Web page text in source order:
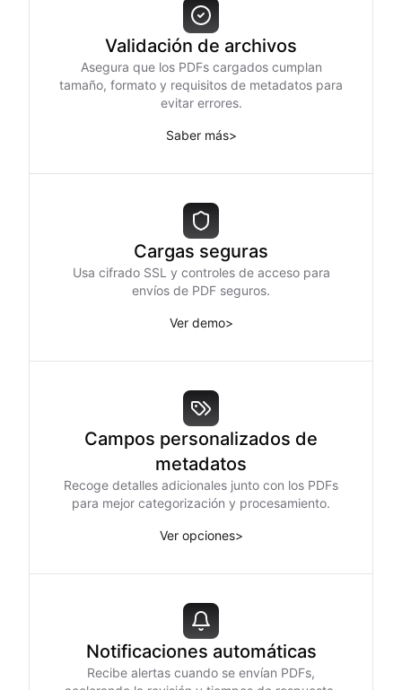
Validación de archivos
Asegura que los PDFs cargados cumplan
tamaño, formato y requisitos de metadatos para
evitar errores.
Saber más>
Cargas seguras
Usa cifrado SSL y controles de acceso para
envíos de PDF seguros.
Ver demo>
Campos personalizados de
metadatos
Recoge detalles adicionales junto con los PDFs
para mejor categorización y procesamiento.
Ver opciones>
Notificaciones automáticas
Recibe alertas cuando se envían PDFs,